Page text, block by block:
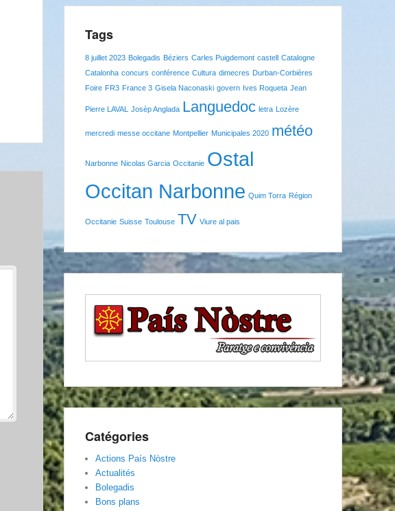
Tags
8 juillet 2023 Bolegadis Béziers Carles Puigdemont castell Catalogne
Catalonha concurs conférence Cultura dimecres Durban-Corbières
Foire FR3 France 3 Gisela Naconaski govern Ives Roqueta Jean
Pierre LAVAL Josèp Anglada Languedoc letra Lozère
mercredi messe occitane Montpellier Municipales 2020 météo
Narbonne Nicolas Garcia Occitanie Ostal
Occitan Narbonne Quim Torra Région
Occitanie Suisse Toulouse TV Viure al pais
Catégories
Actions País Nòstre
Actualités
Bolegadis
Bons plans